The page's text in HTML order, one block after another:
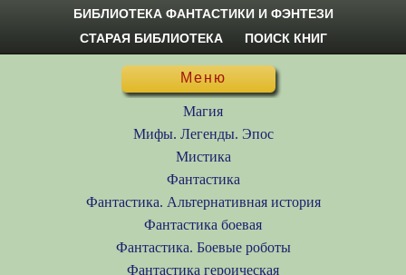
БИБЛИОТЕКА ФАНТАСТИКИ И ФЭНТЕЗИ
СТАРАЯ БИБЛИОТЕКА
ПОИСК КНИГ
Меню
Магия
Мифы. Легенды. Эпос
Мистика
Фантастика
Фантастика. Альтернативная история
Фантастика боевая
Фантастика. Боевые роботы
Фантастика героическая